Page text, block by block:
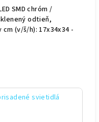
SMD chróm /
odtieň,
(v/š/h): 17x34x34 -
svietidlá